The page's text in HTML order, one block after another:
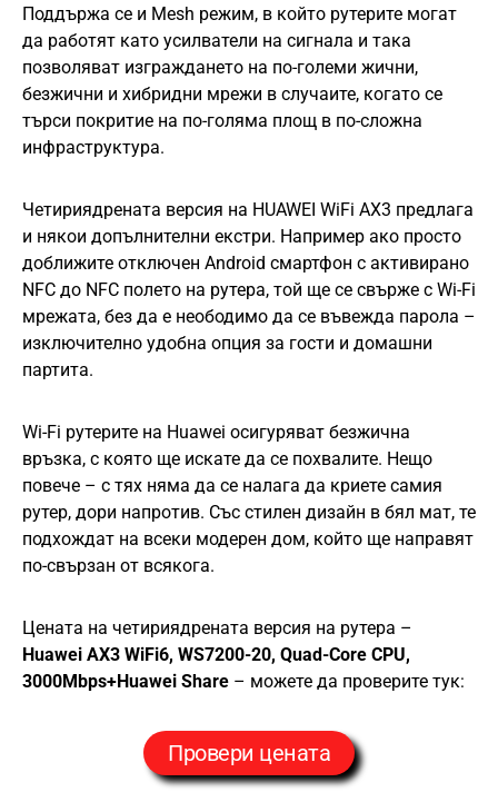
Поддържа се и Mesh режим, в който рутерите могат
да работят като усилватели на сигнала и така
позволяват изграждането на по-големи жични,
безжични и хибридни мрежи в случаите, когато се
търси покритие на по-голяма площ в по-сложна
инфраструктура.
Четириядрената версия на HUAWEI WiFi AX3 предлага
и някои допълнителни екстри. Например ако просто
доближите отключен Android смартфон с активирано
NFC до NFC полето на рутера, той ще се свърже с Wi-Fi
мрежата, без да е неободимо да се въвежда парола –
изключително удобна опция за гости и домашни
партита.
Wi-Fi рутерите на Huawei осигуряват безжична
връзка, с която ще искате да се похвалите. Нещо
повече – с тях няма да се налага да криете самия
рутер, дори напротив. Със стилен дизайн в бял мат, те
подхождат на всеки модерен дом, който ще направят
по-свързан от всякога.
Цената на четириядрената версия на рутера –
Huawei AX3 WiFi6, WS7200-20, Quad-Core CPU,
3000Mbps+Huawei Share – можете да проверите тук:
Провери цената